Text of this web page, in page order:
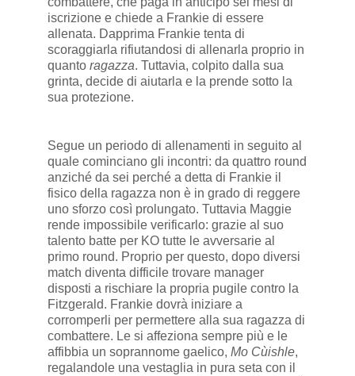
iscrizione e chiede a Frankie di essere
allenata. Dapprima Frankie tenta di
scoraggiarla rifiutandosi di allenarla proprio in
quanto ragazza. Tuttavia, colpito dalla sua
grinta, decide di aiutarla e la prende sotto la
sua protezione.
Segue un periodo di allenamenti in seguito al
quale cominciano gli incontri: da quattro round
anziché da sei perché a detta di Frankie il
fisico della ragazza non è in grado di reggere
uno sforzo così prolungato. Tuttavia Maggie
rende impossibile verificarlo: grazie al suo
talento batte per KO tutte le avversarie al
primo round. Proprio per questo, dopo diversi
match diventa difficile trovare manager
disposti a rischiare la propria pugile contro la
Fitzgerald. Frankie dovrà iniziare a
corromperli per permettere alla sua ragazza di
combattere. Le si affeziona sempre più e le
affibbia un soprannome gaelico, Mo Cùishle,
regalandole una vestaglia in pura seta con il